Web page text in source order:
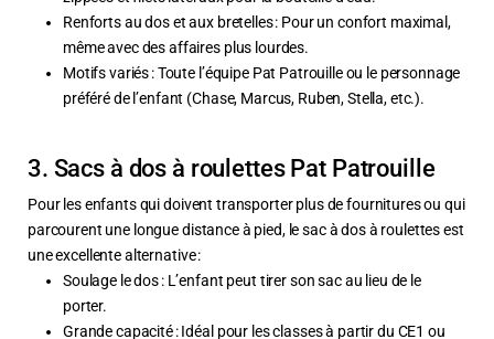
Renforts au dos et aux bretelles : Pour un confort maximal,
même avec des affaires plus lourdes.
Motifs variés : Toute l’équipe Pat Patrouille ou le personnage
préféré de l’enfant (Chase, Marcus, Ruben, Stella, etc.).
3. Sacs à dos à roulettes Pat Patrouille
Pour les enfants qui doivent transporter plus de fournitures ou qui
parcourent une longue distance à pied, le sac à dos à roulettes est
une excellente alternative :
Soulage le dos : L’enfant peut tirer son sac au lieu de le
porter.
Grande capacité : Idéal pour les classes à partir du CE1 ou